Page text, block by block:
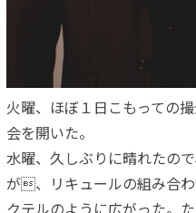
火曜、ほぼ１日こもっての
会を開いた。
水曜、久しぶりに晴れたの
が、リキュールの組み合